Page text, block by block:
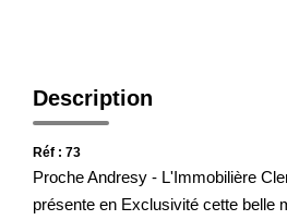
Description
Réf : 73
Proche Andresy - L'Immobilière
présente en Exclusivité cette belle